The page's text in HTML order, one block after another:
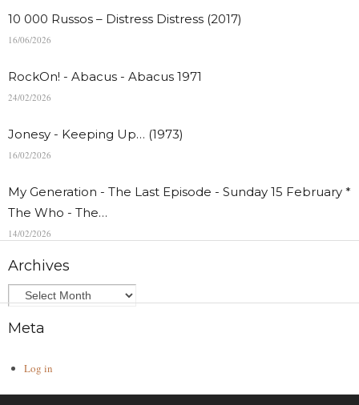
10 000 Russos – Distress Distress (2017)
16/06/2026
RockOn! - Abacus - Abacus 1971
24/02/2026
Jonesy - Keeping Up… (1973)
16/02/2026
My Generation - The Last Episode - Sunday 15 February *
The Who - The…
14/02/2026
Archives
Meta
Log in